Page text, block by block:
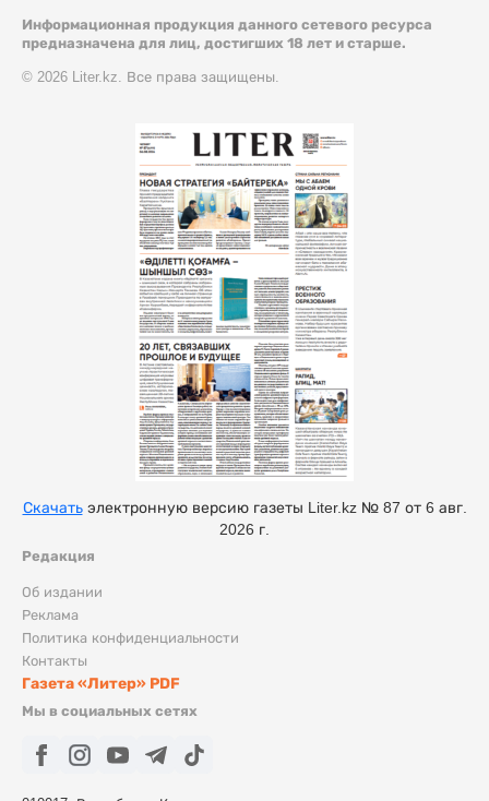
Информационная продукция данного сетевого ресурса
предназначена для лиц, достигших 18 лет и старше.
© 2026 Liter.kz. Все права защищены.
Редакция
Об издании
Реклама
Политика конфиденциальности
Контакты
Газета «Литер» PDF
Мы в социальных сетях
Скачатьэлектронную версию газеты Liter.kz № 87 от 6 авг.
2026 г.